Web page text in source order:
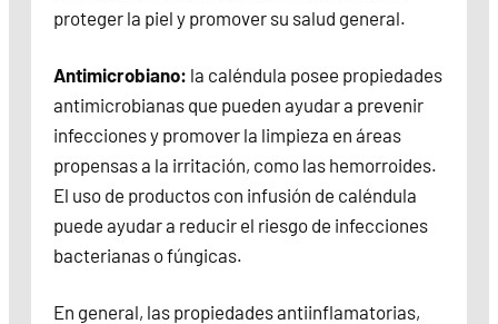
proteger la piel y promover su salud general.
Antimicrobiano: la caléndula posee propiedades
antimicrobianas que pueden ayudar a prevenir
infecciones y promover la limpieza en áreas
propensas a la irritación, como las hemorroides.
El uso de productos con infusión de caléndula
puede ayudar a reducir el riesgo de infecciones
bacterianas o fúngicas.
En general, las propiedades antiinflamatorias,